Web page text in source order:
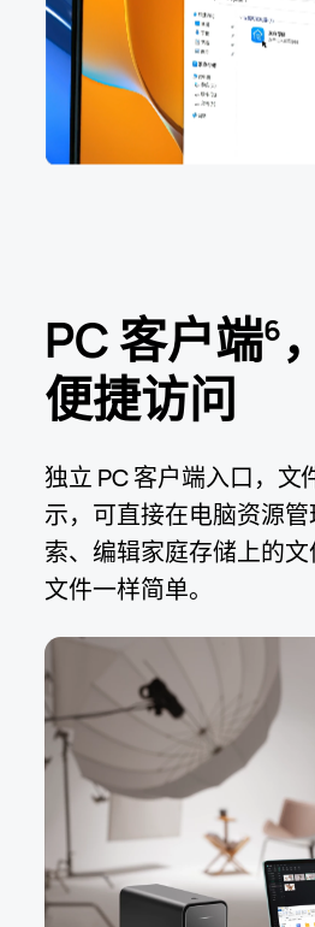
PC 客户端6 ，
便捷访问
独立 PC 客户端入口，文
示，可直接在电脑资源
索、编辑家庭存储上的
文件一样简⁠单。